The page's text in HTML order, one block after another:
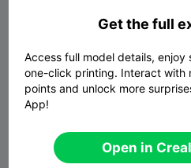
Get the full
Access full model details, enjoy
one-click printing. Interact with
points and unlock more
App!
Open in